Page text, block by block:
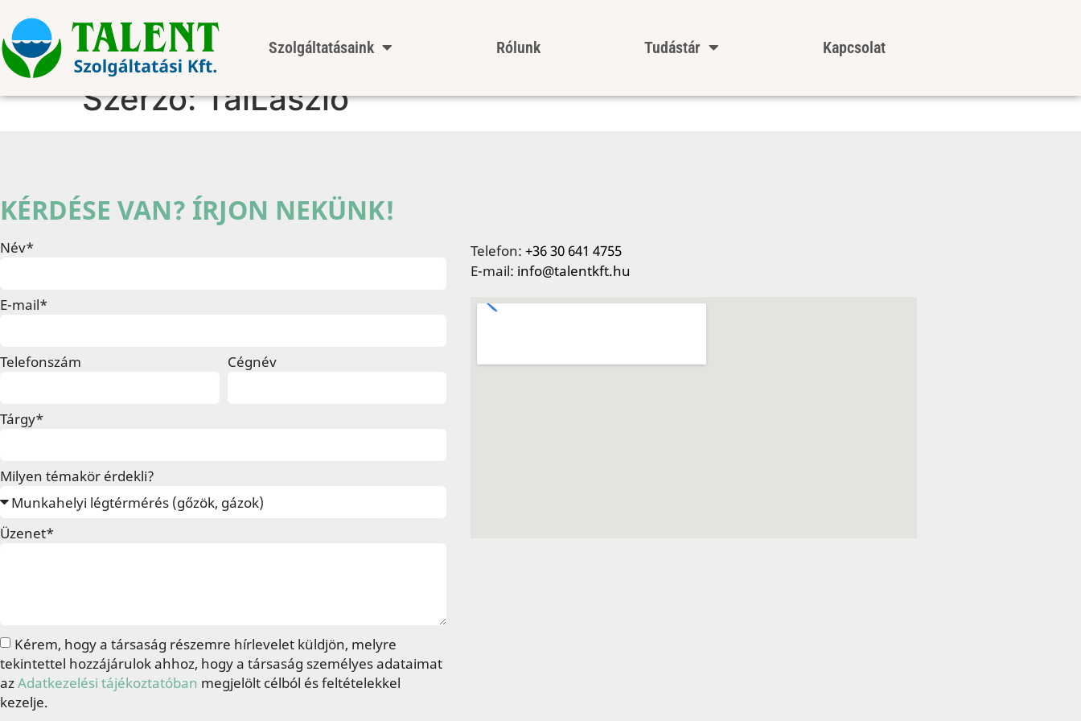
Szolgáltatásaink Rólunk Tudástár Kapcsolat
Szerző:TalLaszlo
KÉRDÉSE VAN? ÍRJON NEKÜNK!
Név*
E-mail*
Telefonszám Cégnév
Tárgy*
Milyen témakör érdekli?
Üzenet*
Kérem, hogy a társaság részemre hírlevelet küldjön, melyre
tekintettel hozzájárulok ahhoz, hogy a társaság személyes adataimat
azAdatkezelési tájékoztatóban megjelölt célból és feltételekkel
kezelje.
Telefon: +36 30 641 4755
E-mail: info@talentkft.hu